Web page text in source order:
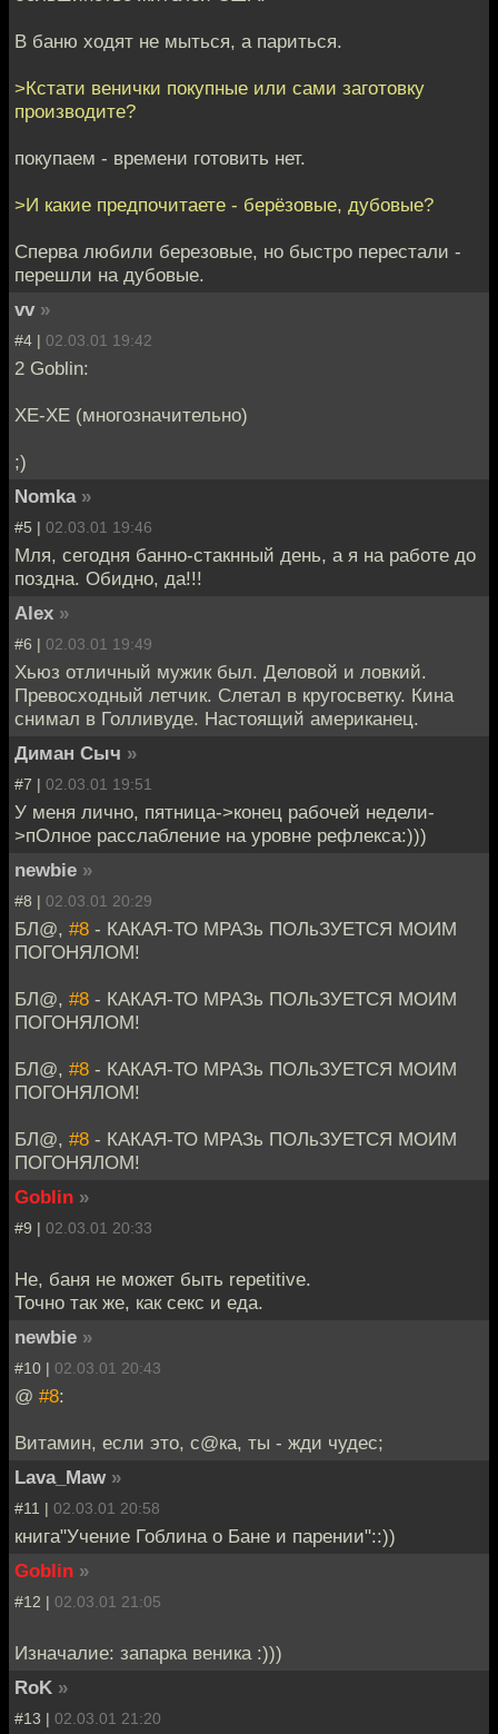
В баню ходят не мыться, а париться.
>Кстати венички покупные или сами заготовку
производите?
покупаем - времени готовить нет.
>И какие предпочитаете - берёзовые, дубовые?
Сперва любили березовые, но быстро перестали -
перешли на дубовые.
vv »
#4 | 02.03.01 19:42
2 Goblin:
ХЕ-ХЕ (многозначительно)
;)
Nomka »
#5 | 02.03.01 19:46
Мля, сегодня банно-стакнный день, а я на работе до
поздна. Обидно, да!!!
Alex »
#6 | 02.03.01 19:49
Хьюз отличный мужик был. Деловой и ловкий.
Превосходный летчик. Слетал в кругосветку. Кина
снимал в Голливуде. Настоящий американец.
Диман Сыч »
#7 | 02.03.01 19:51
У меня лично, пятница->конец рабочей недели-
>пОлное расслабление на уровне рефлекса:)))
newbie »
#8 | 02.03.01 20:29
БЛ@, #8 - КАКАЯ-ТО МРАЗь ПОЛьЗУЕТСЯ МОИМ
ПОГОНЯЛОМ!
БЛ@, #8 - КАКАЯ-ТО МРАЗь ПОЛьЗУЕТСЯ МОИМ
ПОГОНЯЛОМ!
БЛ@, #8 - КАКАЯ-ТО МРАЗь ПОЛьЗУЕТСЯ МОИМ
ПОГОНЯЛОМ!
БЛ@, #8 - КАКАЯ-ТО МРАЗь ПОЛьЗУЕТСЯ МОИМ
ПОГОНЯЛОМ!
Goblin »
#9 | 02.03.01 20:33
Не, баня не может быть repetitive.
Точно так же, как секс и еда.
newbie »
#10 | 02.03.01 20:43
@ #8:
Витамин, если это, с@ка, ты - жди чудес;
Lava_Maw »
#11 | 02.03.01 20:58
книга"Учение Гоблина о Бане и парении"::))
Goblin »
#12 | 02.03.01 21:05
Изначалие: запарка веника :)))
RoK »
#13 | 02.03.01 21:20